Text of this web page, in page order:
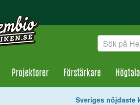
Projektorer Förstärkare
Sveriges nöjdaste